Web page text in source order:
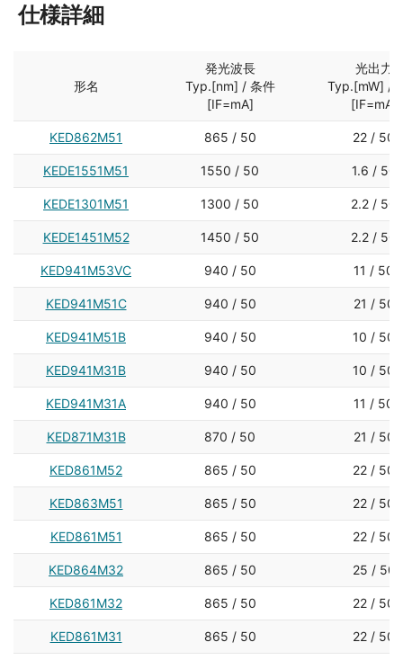
仕様詳細
形名
発光波長
Typ.[nm] / 条件
[IF=mA]
光出力
Typ.[mW] /
[IF=mA]
KED862M51 865 / 50 22 / 50
KEDE1551M51 1550 / 50 1.6 / 50
KEDE1301M51 1300 / 50 2.2 / 50
KEDE1451M52 1450 / 50 2.2 / 50
KED941M53VC 940 / 50 11 / 50
KED941M51C 940 / 50 21 / 50
KED941M51B 940 / 50 10 / 50
KED941M31B 940 / 50 10 / 50
KED941M31A 940 / 50 11 / 50
KED871M31B 870 / 50 21 / 50
KED861M52 865 / 50 22 / 50
KED863M51 865 / 50 22 / 50
KED861M51 865 / 50 22 / 50
KED864M32 865 / 50 25 / 50
KED861M32 865 / 50 22 / 50
KED861M31 865 / 50 22 / 50